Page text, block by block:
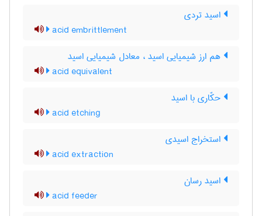
اسید تردی
acid embrittlement
هم ارز شیمیایی اسید ، معادل شیمیایی اسید
acid equivalent
حکّاری با اسید
acid etching
استخراج اسیدی
acid extraction
اسید رسان
acid feeder